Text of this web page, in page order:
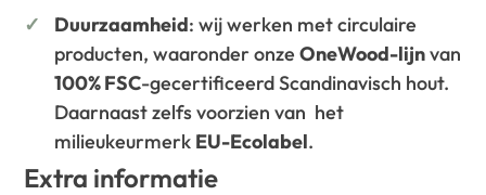
Duurzaamheid: wij werken met circulaire
producten, waaronder onzeOneWood-lijnvan
100% FSC-gecertificeerd Scandinavisch hout.
Daarnaast zelfs voorzien van het
milieukeurmerk EU-Ecolabel.
Extra informatie